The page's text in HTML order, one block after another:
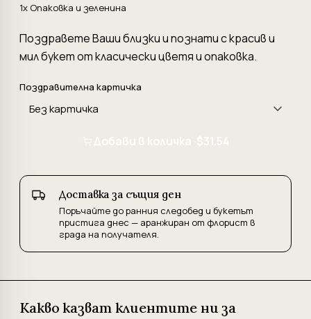
1x Опаковка и зеленина
Поздравете Ваши близки и познати с красив и
мил букет от класически цветя и опаковка.
Поздравителна картичка
Добави в количка · $31.54
Доставка за същия ден
Поръчайте до ранния следобед и букетът
пристига днес — аранжиран от флорист в
града на получателя.
Какво казват клиентите ни за